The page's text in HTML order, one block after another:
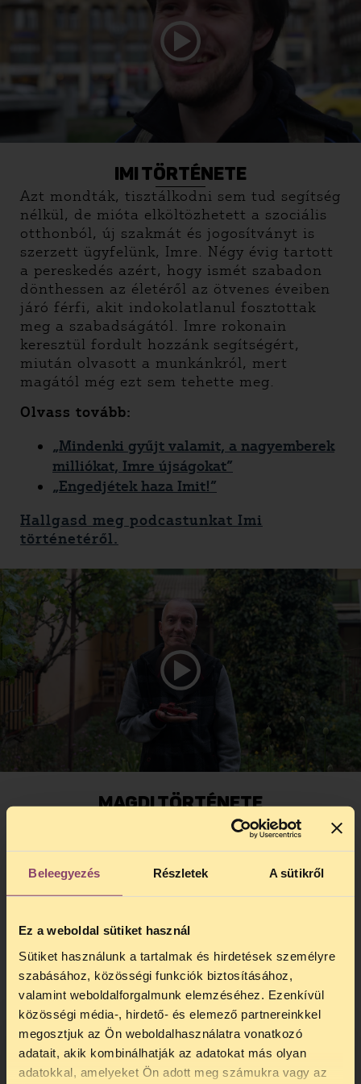
Beleegyezés Részletek A sütikről
Ez a weboldal sütiket használ
Sütiket használunk a tartalmak és hirdetések személyre
szabásához, közösségi funkciók biztosításához,
valamint weboldalforgalmunk elemzéséhez. Ezenkívül
közösségi média-, hirdető- és elemező partnereinkkel
megosztjuk az Ön weboldalhasználatra vonatkozó
adatait, akik kombinálhatják az adatokat más olyan
adatokkal, amelyeket Ön adott meg számukra vagy az
IMI TÖRTÉNETE
Azt mondták, tisztálkodni sem tud segítség
nélkül, de mióta elköltözhetett a szociális
otthonból, új szakmát és jogosítványt is
szerzett ügyfelünk, Imre. Négy évig tartott
a pereskedés azért, hogy ismét szabadon
dönthessen az életéről az ötvenes éveiben
járó férfi, akit indokolatlanul fosztottak
meg a szabadságától. Imre rokonain
keresztül fordult hozzánk segítségért,
miután olvasott a munkánkról, mert
magától még ezt sem tehette meg.
Olvass tovább:
„Mindenki gyűjt valamit, a nagyemberek
milliókat, Imre újságokat”
„Engedjétek haza Imit!”
Hallgasd meg podcastunkat Imi
történetéről.
MAGDI TÖRTÉNETE
Magdi a tökéletes példája annak, hogy
mennyire automatizált a gondnokság alá
embert paranoid skizofréniával
diagnosztizálták. Esetében mind a vagyon
intézetbe zárás megjelenik, példázva
hogyan csúszik ki hirtelen az irányítás az
ember kezéből.
Korábbi cikkek az Abcúgon:
Ha van pénzed, elköltjük a saját
temetésedre
Évekig tartották fogva, mert